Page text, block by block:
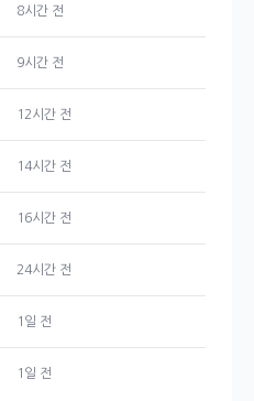
8시간 전
9시간 전
12시간 전
14시간 전
16시간 전
24시간 전
1일 전
1일 전